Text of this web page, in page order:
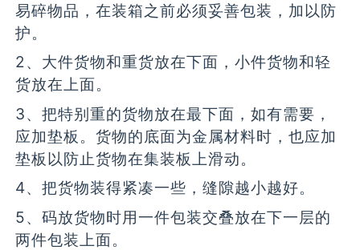
易碎物品，在装箱之前必须妥善包装，加以防
护。
2、大件货物和重货放在下面，小件货物和轻
货放在上面。
3、把特别重的货物放在最下面，如有需要，
应加垫板。货物的底面为金属材料时，也应加
垫板以防止货物在集装板上滑动。
4、把货物装得紧凑一些，缝隙越小越好。
5、码放货物时用一件包装交叠放在下一层的
两件包装上面。